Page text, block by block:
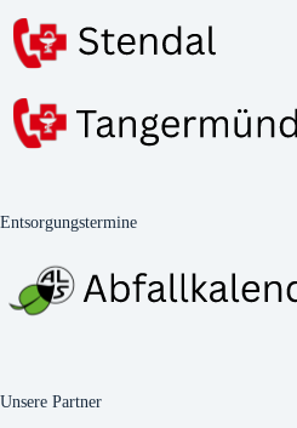
Entsorgungstermine
Unsere Partner